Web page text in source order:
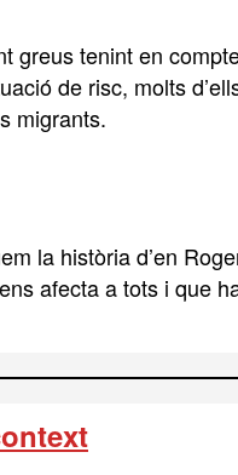
greus tenint en
de risc, molts
migrants.
la història d’en
afecta a tots i que